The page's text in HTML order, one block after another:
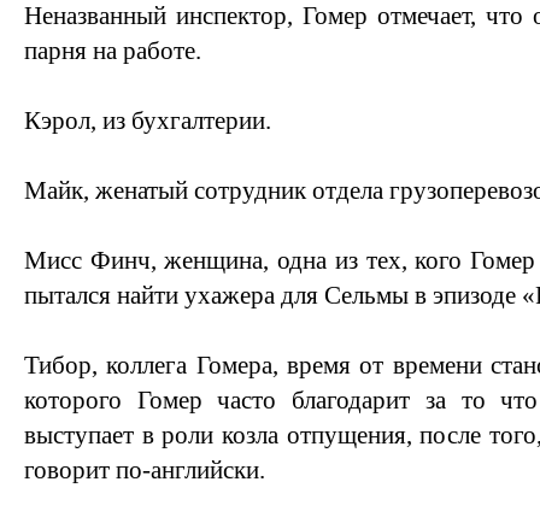
Неназванный инспектор, Гомер отмечает, что
парня на работе.
Кэрол, из бухгалтерии.
Майк, женатый сотрудник отдела
Мисс Финч, женщина, одна из тех, кого Гомер
пытался найти ухажера для Сельмы в эпизоде
Тибор, коллега Гомера, время от времени
которого Гомер часто благодарит за то
выступает в роли козла отпущения, после
говорит по-английски.